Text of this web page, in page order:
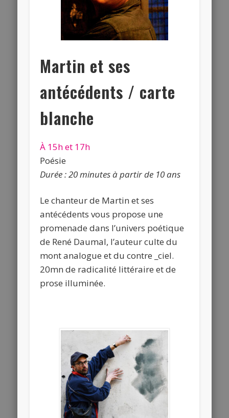
Martin et ses
antécédents / carte
blanche
À 15h et 17h
Poésie
Durée : 20 minutes à partir de 10 ans
Le chanteur de Martin et ses
antécédents vous propose une
promenade dans l’univers poétique
de René Daumal, l’auteur culte du
mont analogue et du contre _ciel.
20mn de radicalité littéraire et de
prose illuminée.